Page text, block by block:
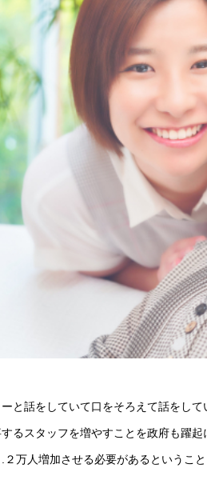
と話をしていて口をそろえて話をし
るスタッフを増やすことを政府も躍
２万人増加させる必要があるというこ